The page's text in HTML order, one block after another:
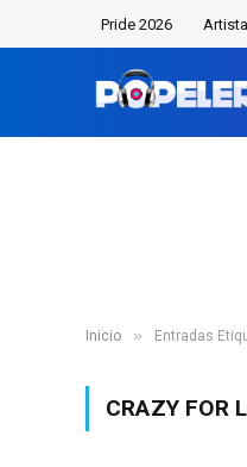
Pride 2026
Inicio » Entradas
CRAZY FOR